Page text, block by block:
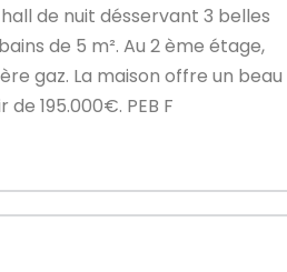
hall de nuit désservant 3 belles
de 5 m². Au 2 ème étage,
gaz. La maison offre un beau
195.000€. PEB F